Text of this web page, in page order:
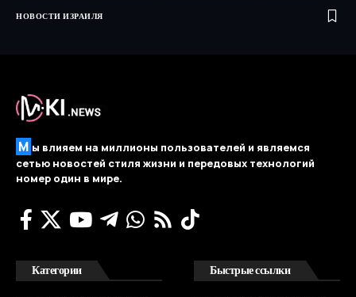
НОВОСТИ ИЗРАИЛЯ
М ы влияем на миллионы пользователей и являемся
сетью новостей стиля жизни и передовых технологий
номер один в мире.
Категории Быстрые ссылки